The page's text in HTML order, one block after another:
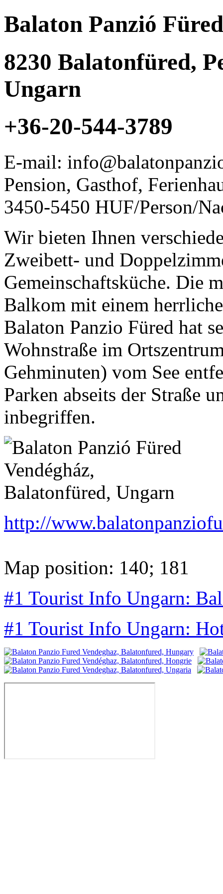
Balaton Panzió
8230 Balatonfüred,
Ungarn
+36-20-544-3789
E-mail:
Pension, Gasthof,
3450-5450 HUF/Person/
Wir bieten Ihnen
Zweibett- und
Gemeinschaftsküche. Die
Balkom mit einem
Balaton Panzio Füred hat
Wohnstraße im
Gehminuten) vom See
Parken abseits der Straße
inbegriffen.
http://
Map position: 140; 181
#1 Tourist Info Ungarn:
#1 Tourist Info Ungarn: